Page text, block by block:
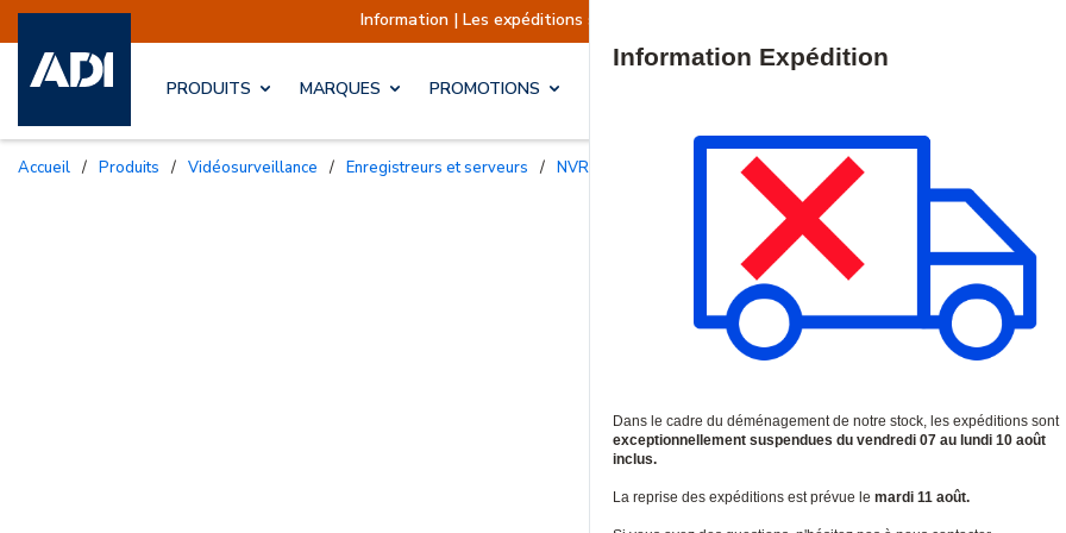
Information | Les expéditions sont actuellement suspendues Reprise prévue le
PRODUITS MARQUES PROMOTIONS
Accueil / Produits / Vidéosurveillance / Enregistreurs et serveurs / NVRs